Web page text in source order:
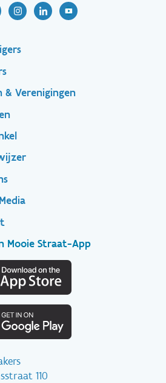
& Verenigingen
Mooie Straat-App
110